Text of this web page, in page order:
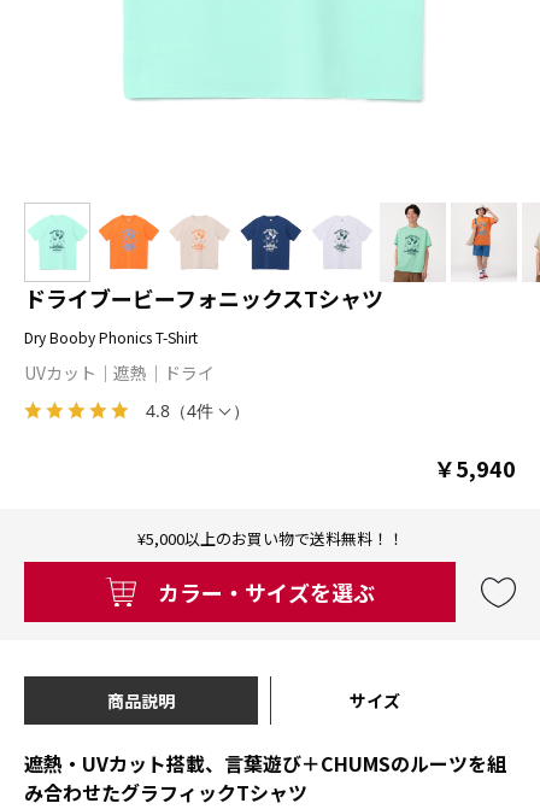
4.8 （4件 ）
ドライブービーフォニックスTシャツ
Dry Booby Phonics T-Shirt
UVカット 遮熱 ドライ
￥5,940
¥5,000以上のお買い物で送料無料！！
カラー・サイズを選ぶ
商品説明 サイズ
遮熱・UVカット搭載、言葉遊び＋CHUMSのルーツを組
み合わせたグラフィックTシャツ